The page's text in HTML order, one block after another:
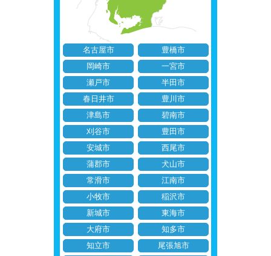
名古屋市
豊橋市
岡崎市
一宮市
瀬戸市
半田市
春日井市
豊川市
津島市
碧南市
刈谷市
豊田市
安城市
西尾市
蒲郡市
犬山市
常滑市
江南市
小牧市
稲沢市
新城市
東海市
大府市
知多市
知立市
尾張旭市